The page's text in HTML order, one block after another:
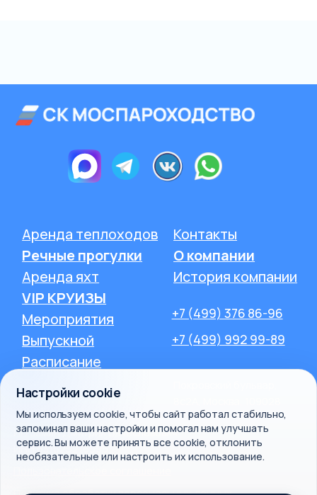
Политика обработки персональных данных
8с2А, Москва, 109028
Пользовательское соглашение
Настройки cookie
Мы используем cookie, чтобы сайт работал стабильно,
запоминал ваши настройки и помогал нам улучшать
сервис. Вы можете принять все cookie, отклонить
необязательные или настроить их использование.